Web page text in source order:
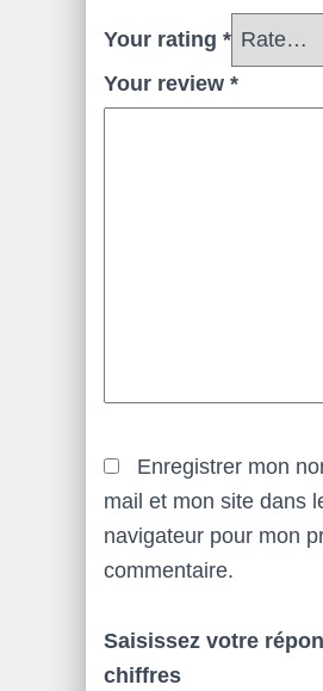
Your rating *
Your review *
Enregistrer mon
mail et mon site dans
navigateur pour mon
commentaire.
Saisissez votre
chiffres